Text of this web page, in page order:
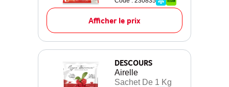
Afficher le prix
DESCOURS
Airelle
Sachet De 1 Kg